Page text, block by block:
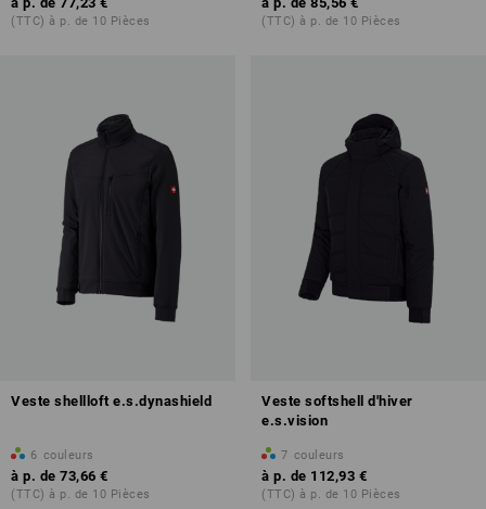
(TTC) à p. de 10 Pièces (TTC) à p. de 10 Pièces
Veste shellloft e.s.dynashield
6 couleurs
à p. de 73,66 €
(TTC) à p. de 10 Pièces
Veste softshell d'hiver
e.s.vision
7 couleurs
à p. de 112,93 €
(TTC) à p. de 10 Pièces